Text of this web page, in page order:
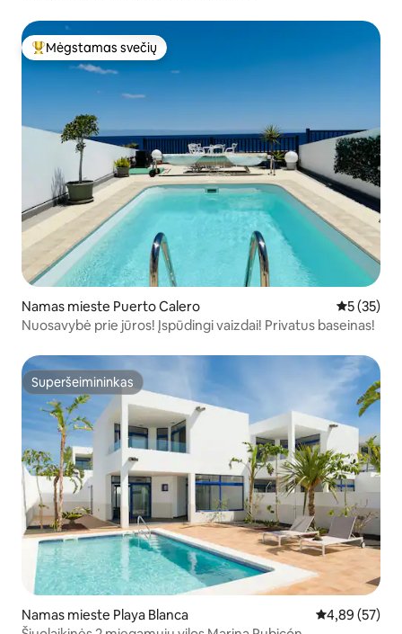
Svečių mėgstamiausias
Mėgstamas svečių
Namas mieste Puerto Calero Vidutinis
5 (35)
Nuosavybė prie jūros! Įspūdingi vaizdai! Privatus baseinas!
Superšeimininkas
Superšeimininkas
Namas mieste Playa Blanca Vidutinis
4,89 (57)